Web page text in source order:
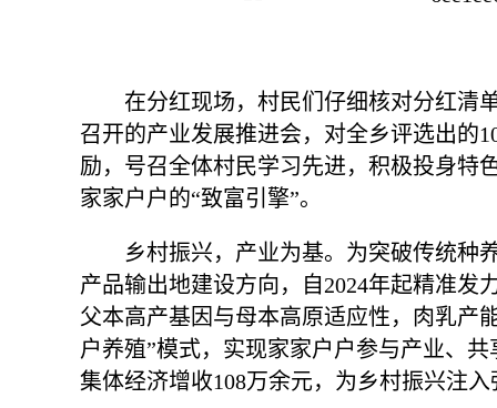
在分红现场，村民们仔细核对分红清
召开的产业发展推进会，对全乡评选出的
励，号召全体村民学习先进，积极投身特
家家户户的“致富引擎”。
乡村振兴，产业为基。为突破传统种
产品输出地建设方向，自2024年起精准发
父本高产基因与母本高原适应性，肉乳产
户养殖”模式，实现家家户户参与产业、
集体经济增收108万余元，为乡村振兴注